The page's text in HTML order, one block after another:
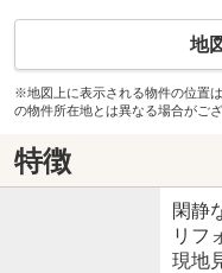
地
※地図上に表示される物件の位置
の物件所在地とは異なる場合がござ
特徴
閑静
リフ
現地